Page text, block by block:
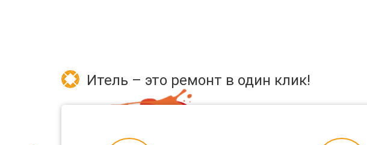
Итель – это ремонт в один клик!